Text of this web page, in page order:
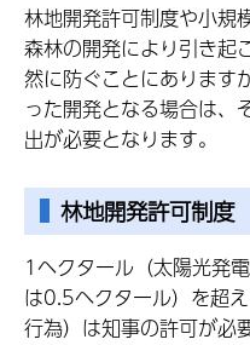
林地開発許可制度や小規
森林の開発により引き起
然に防ぐことにあります
った開発となる場合は、
出が必要となります。
林地開発許可制度
1ヘクタール（太陽光発
は0.5ヘクタール）を超
行為）は知事の許可が必